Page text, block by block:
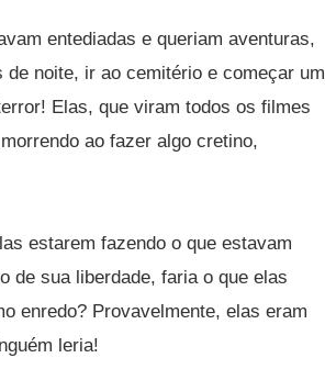
entediadas e queriam aventuras,
noite, ir ao cemitério e começar um
Elas, que viram todos os filmes
ao fazer algo cretino,
estarem fazendo o que estavam
de sua liberdade, faria o que elas
enredo? Provavelmente, elas eram
leria!